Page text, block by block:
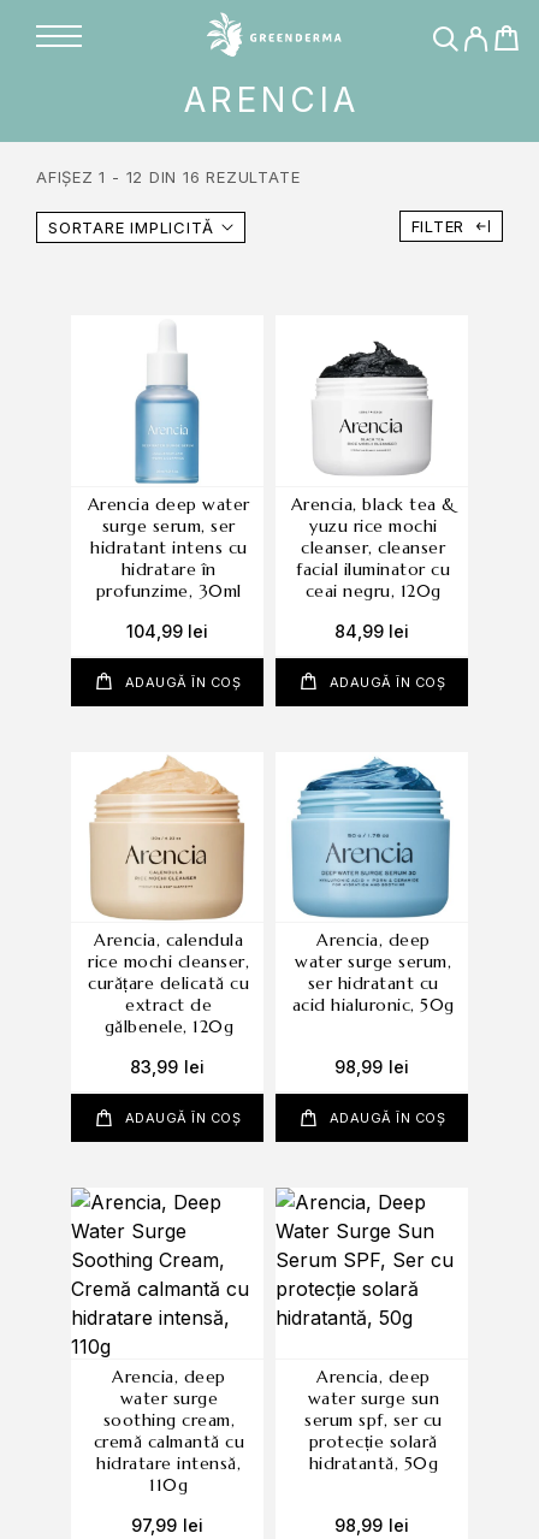
ARENCIA
AFIȘEZ 1 - 12 DIN 16 REZULTATE
SORTARE IMPLICITĂ FILTER
ADAUGĂ ÎN COȘ
arencia deep water
surge serum, ser
hidratant intens cu
hidratare în
profunzime, 30ml
104,99 lei
ADAUGĂ ÎN COȘ
arencia, black tea &
yuzu rice mochi
cleanser, cleanser
facial iluminator cu
ceai negru, 120g
84,99 lei
ADAUGĂ ÎN COȘ
arencia, calendula
rice mochi cleanser,
curățare delicată cu
extract de
gălbenele, 120g
83,99 lei
ADAUGĂ ÎN COȘ
arencia, deep
water surge serum,
ser hidratant cu
acid hialuronic, 50g
98,99 lei
arencia, deep
water surge
soothing cream,
cremă calmantă cu
hidratare intensă,
110g
97,99 lei
arencia, deep
water surge sun
serum spf, ser cu
protecție solară
hidratantă, 50g
98,99 lei